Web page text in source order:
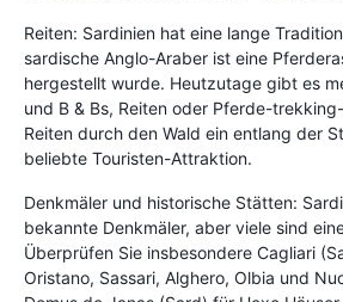
Reiten: Sardinien hat eine lange
sardische Anglo-Araber ist eine
hergestellt wurde. Heutzutage gibt es
und B & Bs, Reiten oder Pferde-
Reiten durch den Wald ein entlang der
beliebte Touristen-Attraktion.
Denkmäler und historische Stätten:
bekannte Denkmäler, aber viele sind
Überprüfen Sie insbesondere Cagliari
Oristano, Sassari, Alghero, Olbia und